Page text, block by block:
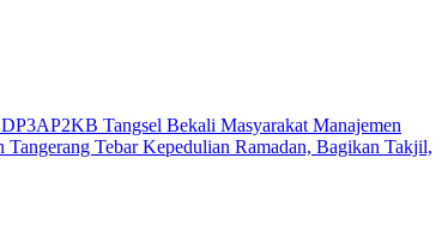
Tangsel Bekali Masyarakat Manajemen
Tangerang Tebar Kepedulian Ramadan, Bagikan Takjil,